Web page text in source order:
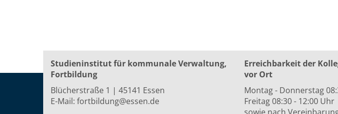
Studieninstitut für kommunale Verwaltung,
Fortbildung
Blücherstraße 1 | 45141 Essen
E-Mail: fortbildung@essen.de
Erreichbarkeit der
vor Ort
Montag - Donnerstag
Freitag 08:30 - 12:00 Uhr